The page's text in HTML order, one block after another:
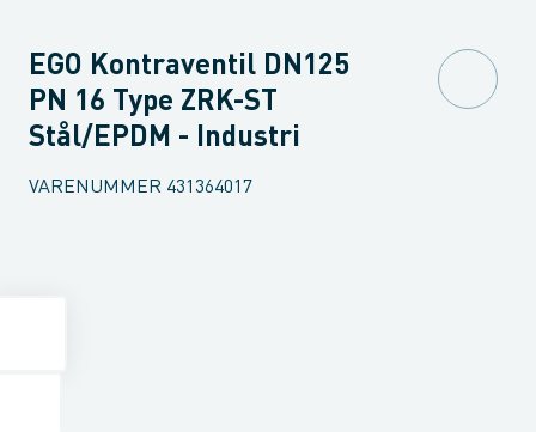
EGO Kontraventil DN125
PN 16 Type ZRK-ST
Stål/EPDM - Industri
VARENUMMER 431364017